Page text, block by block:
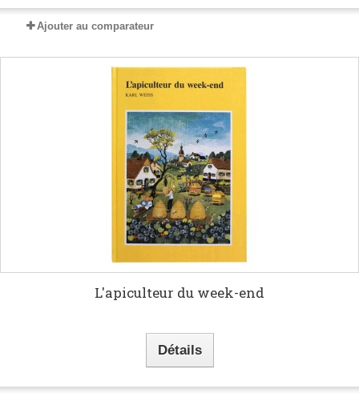
Ajouter au comparateur
L'apiculteur du week-end
Détails